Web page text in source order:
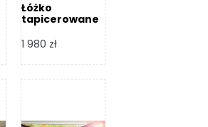
Łóżko
tapicerowane
Design
1 980 zł